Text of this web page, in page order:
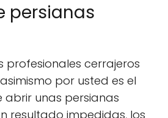
persianas
profesionales cerrajeros
por usted es el
unas persianas
resultado impedidas, los